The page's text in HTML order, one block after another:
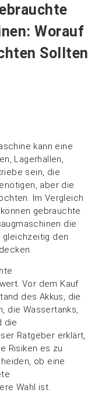
Worauf
Sollten
kann eine
Lagerhallen,
sein, die
aber die
Im Vergleich
gebrauchte
die
gleichzeitig den
Vor dem Kauf
des Akkus, die
die Wassertanks,
die
Ratgeber erklärt,
Risiken es zu
ob eine
Wahl ist.